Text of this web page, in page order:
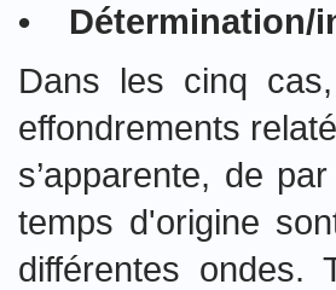
• Détermination/
Dans les cinq
effondrements
s’apparente, de
temps d'origine
différentes